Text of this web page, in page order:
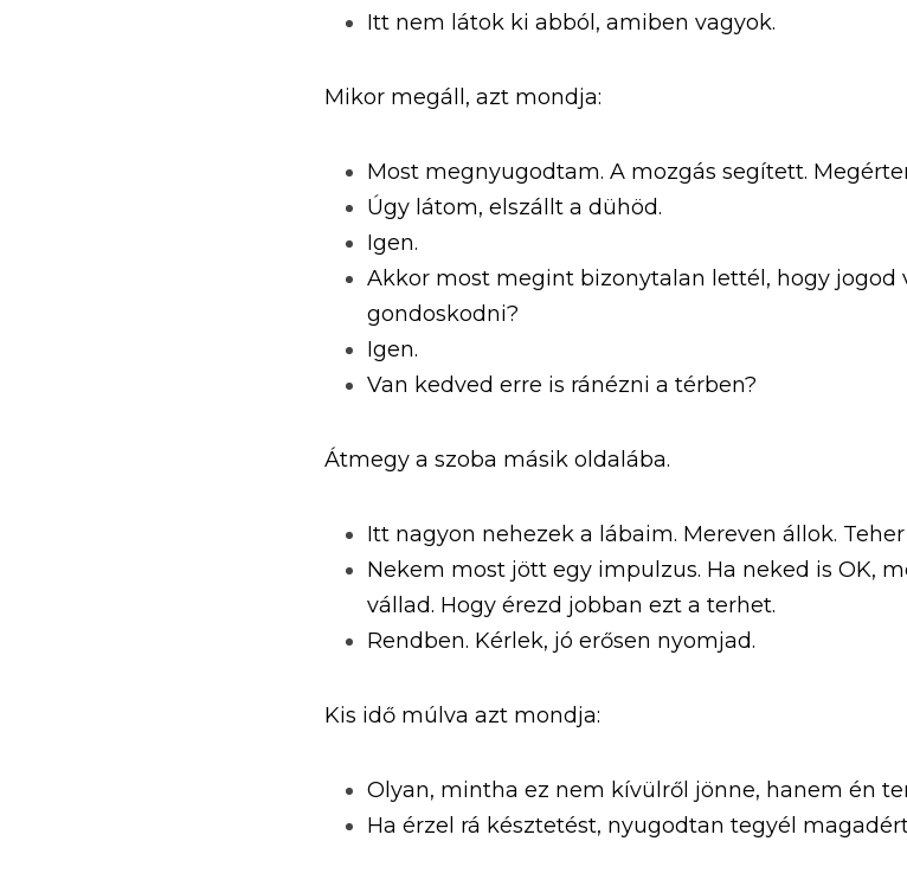
Itt nem látok ki abból, amiben vagyok.
Mikor megáll, azt mondja:
Most megnyugodtam. A mozgás segített.
Úgy látom, elszállt a dühöd.
Igen.
Akkor most megint bizonytalan lettél, hogy jogod
gondoskodni?
Igen.
Van kedved erre is ránézni a térben?
Átmegy a szoba másik oldalába.
Itt nagyon nehezek a lábaim. Mereven állok.
Nekem most jött egy impulzus. Ha neked is OK,
vállad. Hogy érezd jobban ezt a terhet.
Rendben. Kérlek, jó erősen nyomjad.
Kis idő múlva azt mondja:
Olyan, mintha ez nem kívülről jönne, hanem én
Ha érzel rá késztetést, nyugodtan tegyél